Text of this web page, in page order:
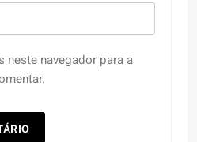
neste navegador para a